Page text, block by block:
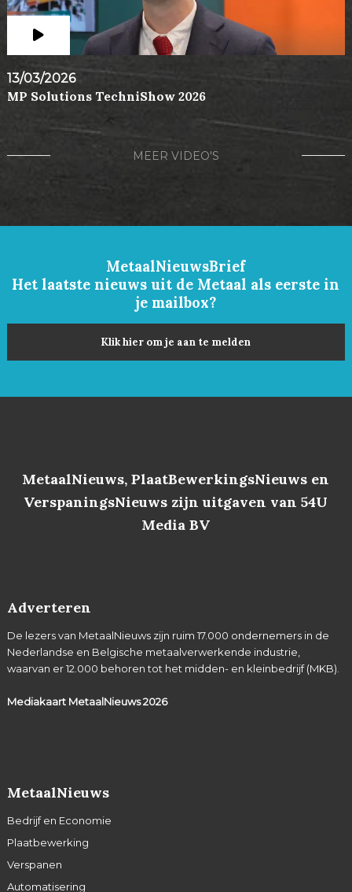
13/03/2026
MP Solutions TechniShow 2026
MEER VIDEO'S
MetaalNieuwsBrief
Het laatste nieuws uit de Metaal als eerste in
je mailbox?
Klik hier om je aan te melden
MetaalNieuws, PlaatBewerkingsNieuws en
VerspaningsNieuws zijn uitgaven van 54U
Media BV
Adverteren
De lezers van MetaalNieuws zijn ruim 17.000 ondernemers in de
Nederlandse en Belgische metaalverwerkende industrie,
waarvan er 12.000 behoren tot het midden- en kleinbedrijf (MKB).
Mediakaart MetaalNieuws2026
MetaalNieuws
Bedrijf en Economie
Plaatbewerking
Verspanen
Automatisering